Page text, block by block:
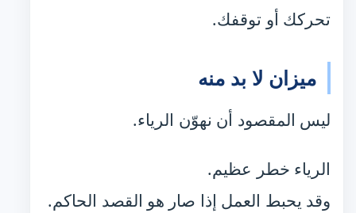
تحركك أو توقفك.
ميزان لا بد منه
ليس المقصود أن نهوّن الرياء.
الرياء خطر عظيم.
وقد يحبط العمل إذا صار هو القصد الحاكم.